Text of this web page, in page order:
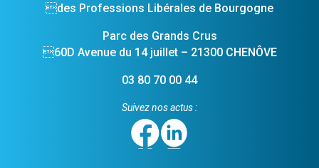
des Professions Libérales de Bourgogne
Parc des Grands Crus
60D Avenue du 14 juillet – 21300 CHENÔVE
03 80 70 00 44
Suivez nos actus :